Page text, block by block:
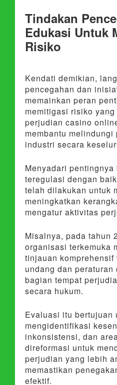
Tindakan
Edukasi Untuk
Risiko
Kendati demikian,
pencegahan dan
memainkan peran
memitigasi risiko
perjudian casino
membantu melindungi
industri secara
Menyadari
teregulasi dengan
telah dilakukan untuk
meningkatkan
mengatur aktivitas
Misalnya, pada tahun
organisasi terkemuka
tinjauan komprehensif
undang dan
bagian tempat
secara hukum.
Evaluasi itu bertujuan
mengidentifikasi
inkonsistensi, dan
direformasi untuk
perjudian yang lebih
memastikan
efektif.